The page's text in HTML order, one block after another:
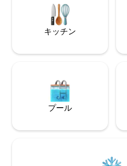
キッチン
プール